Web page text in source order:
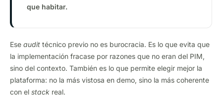
que habitar.
Ese audit técnico previo no es burocracia. Es lo que evita que
la implementación fracase por razones que no eran del PIM,
sino del contexto. También es lo que permite elegir mejor la
plataforma: no la más vistosa en demo, sino la más coherente
con el stack real.